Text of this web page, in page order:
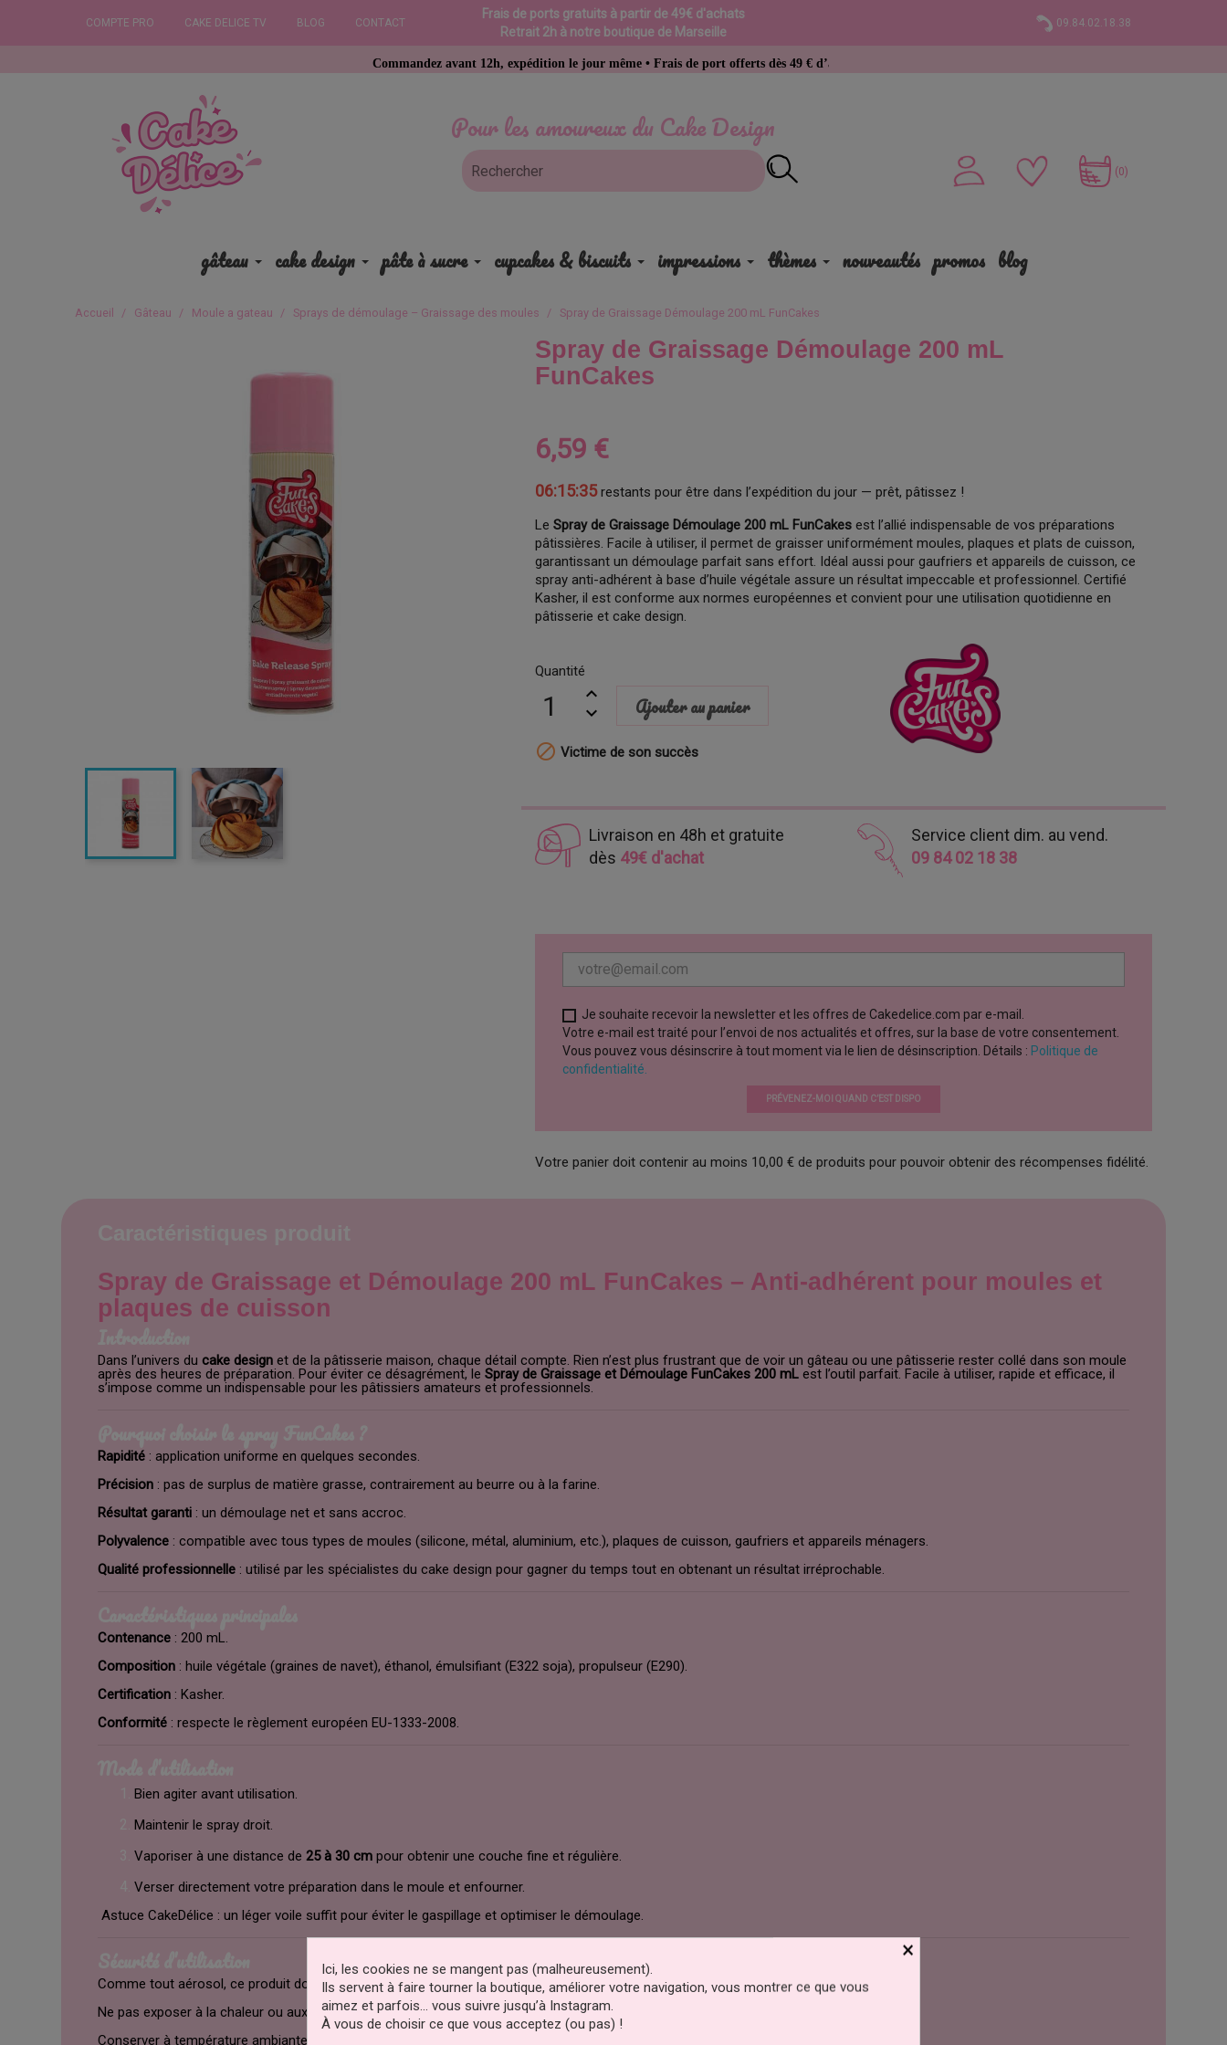
COMPTE PRO CAKE DELICE TV BLOG CONTACT
Frais de ports gratuits à partir de 49€ d'achats
Retrait 2h à notre boutique de Marseille
09.84.02.18.38
Pour les amoureux du Cake Design
Commandez avant 12h, expédition le jour même • Frais de port offerts dès 49 € d’achat
(0)
gâteau cake design pâte à sucre cupcakes & biscuits impressions thèmes nouveautés promos blog
Accueil Gâteau Moule a gateau Sprays de démoulage – Graissage des moules Spray de Graissage Démoulage 200 mL FunCakes
Spray de Graissage Démoulage 200 mL
FunCakes
6,59 €
06:15:34restants pour être dans l’expédition du jour — prêt, pâtissez !
LeSpray de Graissage Démoulage 200 mL FunCakes est l’allié indispensable de vos préparations
pâtissières. Facile à utiliser, il permet de graisser uniformément moules, plaques et plats de cuisson,
garantissant un démoulage parfait sans effort. Idéal aussi pour gaufriers et appareils de cuisson, ce
spray anti-adhérent à base d’huile végétale assure un résultat impeccable et professionnel. Certifié
Kasher, il est conforme aux normes européennes et convient pour une utilisation quotidienne en
pâtisserie et cake design.
Quantité
Ajouter au panier
 Victime de son succès
Livraison en 48h et gratuite
dès 49€ d'achat
Service client dim. au vend.
09 84 02 18 38
Je souhaite recevoir la newsletter et les offres de Cakedelice.com par e-mail.
Votre e-mail est traité pour l’envoi de nos actualités et offres, sur la base de votre consentement.
Vous pouvez vous désinscrire à tout moment via le lien de désinscription. Détails : Politique de
confidentialité.
PRÉVENEZ-MOI QUAND C’EST DISPO
Votre panier doit contenir au moins 10,00 € de produits pour pouvoir obtenir des récompenses fidélité.
Spray de Graissage et Démoulage 200 mL FunCakes – Anti-adhérent pour moules et
plaques de cuisson
Dans l’univers ducake design et de la pâtisserie maison, chaque détail compte. Rien n’est plus frustrant que de voir un gâteau ou une pâtisserie rester collé dans son moule
après des heures de préparation. Pour éviter ce désagrément, leSpray de Graissage et Démoulage FunCakes 200 mL est l’outil parfait. Facile à utiliser, rapide et efficace, il
s’impose comme un indispensable pour les pâtissiers amateurs et professionnels.
Rapidité : application uniforme en quelques secondes.
Précision : pas de surplus de matière grasse, contrairement au beurre ou à la farine.
Résultat garanti : un démoulage net et sans accroc.
Polyvalence : compatible avec tous types de moules (silicone, métal, aluminium, etc.), plaques de cuisson, gaufriers et appareils ménagers.
Qualité professionnelle : utilisé par les spécialistes du cake design pour gagner du temps tout en obtenant un résultat irréprochable.
Contenance : 200 mL.
Composition : huile végétale (graines de navet), éthanol, émulsifiant (E322 soja), propulseur (E290).
Certification : Kasher.
Conformité : respecte le règlement européen EU-1333-2008.
Bien agiter avant utilisation.
Maintenir le spray droit.
Vaporiser à une distance de25 à 30 cm pour obtenir une couche fine et régulière.
Verser directement votre préparation dans le moule et enfourner.
Astuce CakeDélice : un léger voile suffit pour éviter le gaspillage et optimiser le démoulage.
Comme tout aérosol, ce produit doit être manipulé avec précaution :
Ne pas exposer à la chaleur ou aux flammes.
Conserver à température ambiante, à l’abri du soleil.
×
Ici, les cookies ne se mangent pas (malheureusement).
Ils servent à faire tourner la boutique, améliorer votre navigation, vous montrer ce que vous
aimez et parfois… vous suivre jusqu’à Instagram.
À vous de choisir ce que vous acceptez (ou pas) !